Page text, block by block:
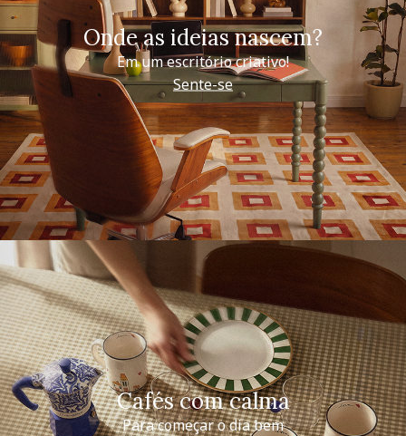
Onde as ideias nascem?
Em um escritório criativo!
Sente-se
Cafés com calma
Para começar o dia bem